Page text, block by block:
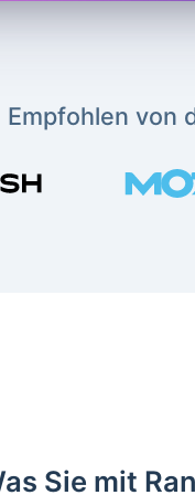
Empfohlen von
Sie mit